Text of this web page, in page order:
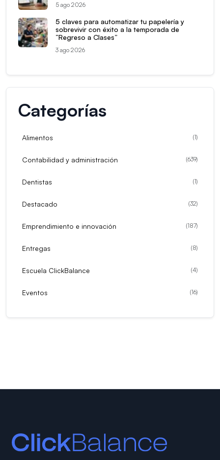
5 ago 2026
5 claves para automatizar tu papelería y
sobrevivir con éxito a la temporada de
“Regreso a Clases”
3 ago 2026
Categorías
Alimentos (1)
Contabilidad y administración (639)
Dentistas (1)
Destacado (32)
Emprendimiento e innovación (187)
Entregas (8)
Escuela ClickBalance (4)
Eventos (16)